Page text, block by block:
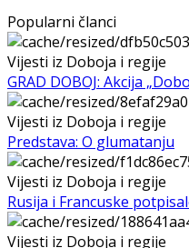
Popularni članci
Vijesti iz Doboja i regije
GRAD DOBOJ: Akcija
Vijesti iz Doboja i regije
Predstava: O glumatanju
Vijesti iz Doboja i regije
Rusija i Francuske
Vijesti iz Doboja i regije